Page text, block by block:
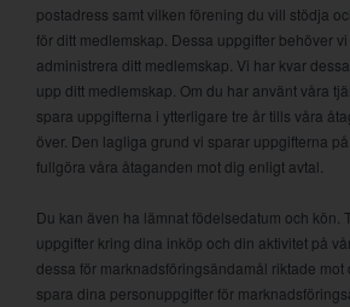
postadress samt vilken förening du vill stödja
för ditt medlemskap. Dessa uppgifter behöver
administrera ditt medlemskap. Vi har kvar
upp ditt medlemskap. Om du har använt våra
spara uppgifterna i ytterligare tre år tills våra
över. Den lagliga grund vi sparar uppgifterna
fullgöra våra åtaganden mot dig enligt avtal.
Du kan även ha lämnat födelsedatum och kön.
uppgifter kring dina inköp och din aktivitet på
dessa för marknadsföringsändamål riktade mot
spara dina personuppgifter för